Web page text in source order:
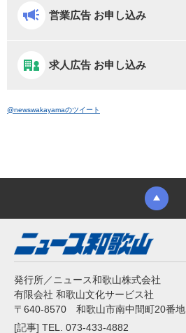
営業広告 お申し込み
求人広告 お申し込み
@newswakayamaのツイート
発行所／ニュース和歌山株式会社
有限会社 和歌山文化サービス社
〒640-8570 和歌山市南中間町20番地
[記事] TEL. 073-433-4882